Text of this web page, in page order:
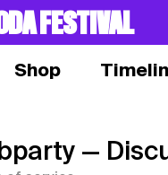
FESTIVAL
Shop
—